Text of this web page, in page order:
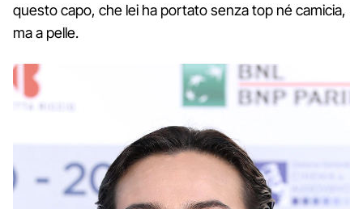
questo capo, che lei ha portato senza top né camicia,
ma a pelle.